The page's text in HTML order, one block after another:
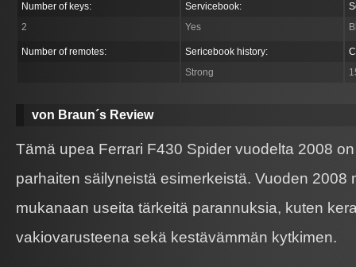
Number of keys:
2
Number of remotes:
Servicebook:
Yes
Sericebook history:
Strong
von Braun´s Review
Tämä upea Ferrari F430 Spider vuodelta 2008
parhaiten säilyneistä esimerkeistä. Vuoden 2008
mukanaan useita tärkeitä parannuksia, kuten
vakiovarusteena sekä kestävämmän kytkimen.